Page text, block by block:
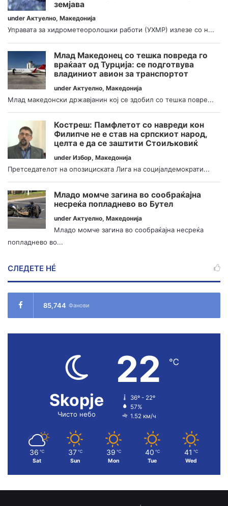
земјава
under Актуелно, Македонија
Управата за хидрометеоролошки работи (УХМР) излезе со н...
Млад Македонец со тешка повреда го
враќаат од Турција: се подготвува
владиниот авион за транспортот
under Актуелно, Македонија
Млад македонски државјанин кој се здобил со тешка повре...
Костреш: Памфлетот со навреди кон
Филипче не е став на српскиот народ,
целта е да се заштити Стоиљковиќ
under Избор, Македонија
Претседателот на опозициската Лига на социјалдемократи...
Младо момче загина во сообраќајна
несреќа попладнево во Бутел
under Актуелно, Македонија
Младо момче загина во сообраќајна несреќа
попладнево во...
СЛЕДЕТЕ НÉ
85,744 Фанови
Skopje
Чисто небо
22 ℃
36º - 22º
57%
1.52 км/ч
36 ℃
Sat
37 ℃
Sun
39 ℃
Mon
40 ℃
Tue
41 ℃
Wed